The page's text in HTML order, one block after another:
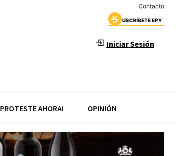
Contacto
USCRÍBETE EPY
Iniciar Sesión
PROTESTE AHORA! OPINIÓN